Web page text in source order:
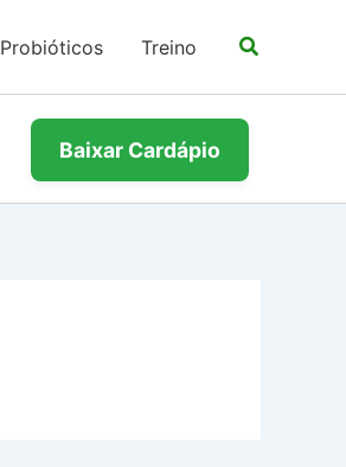
Probióticos Treino
Baixar Cardápio